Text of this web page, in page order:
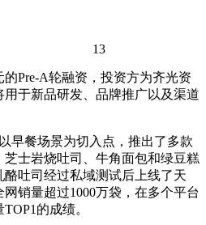
13
Pre-A轮融资，投资方为齐光资
于新品研发、品牌推广以及渠道
早餐场景为切入点，推出了多款
士岩烧吐司、牛角面包和绿豆糕
吐司经过私域测试后上线了天
销量超过1000万袋，在多个平台
的成绩。